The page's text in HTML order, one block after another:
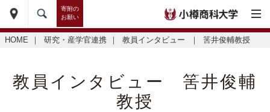
寄附の
お願い
HOME ｜ 研究・産学官連携 ｜ 教員インタビュー ｜ 筈井俊輔教授
教員インタビュー 筈井俊輔
教授